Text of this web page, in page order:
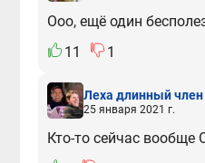
Ооо, ещё один
11
1
Леха длинный член
25 января 2021 г.
Кто-то сейчас вообще